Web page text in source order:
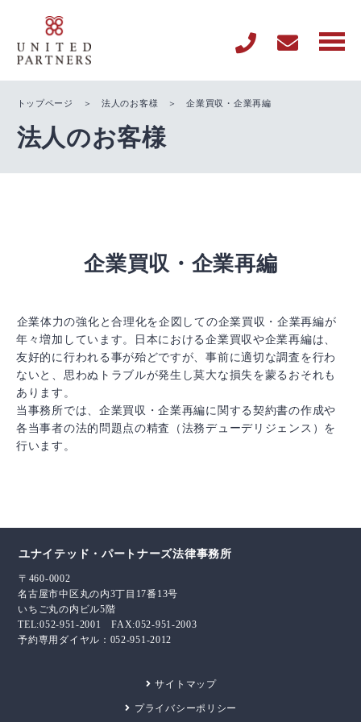
トップページ ＞ 法人のお客様 ＞ 企業買収・企業再編
法人のお客様
企業買収・企業再編
企業体力の強化と合理化を企図しての企業買収・企業再編が
年々増加しています。日本における企業買収や企業再編は、
友好的に行われる事が殆どですが、事前に適切な調査を行わ
ないと、思わぬトラブルが発生し莫大な損失を蒙るおそれも
あります。
当事務所では、企業買収・企業再編に関する契約書の作成や
各当事者の法的問題点の精査（法務デューデリジェンス）を
行います。
ユナイテッド・パートナーズ法律事務所
〒460-0002
名古屋市中区丸の内3丁目17番13号
いちご丸の内ビル5階
TEL:052-951-2001 FAX:052-951-2003
予約専用ダイヤル：052-951-2012
サイトマップ
プライバシーポリシー